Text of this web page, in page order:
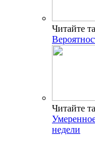
Читайте
Читайте
недели